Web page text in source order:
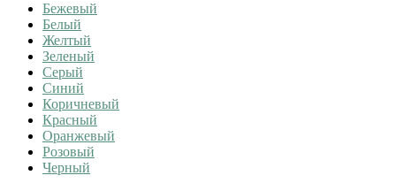
Бежевый
Белый
Желтый
Зеленый
Серый
Синий
Коричневый
Красный
Оранжевый
Розовый
Черный